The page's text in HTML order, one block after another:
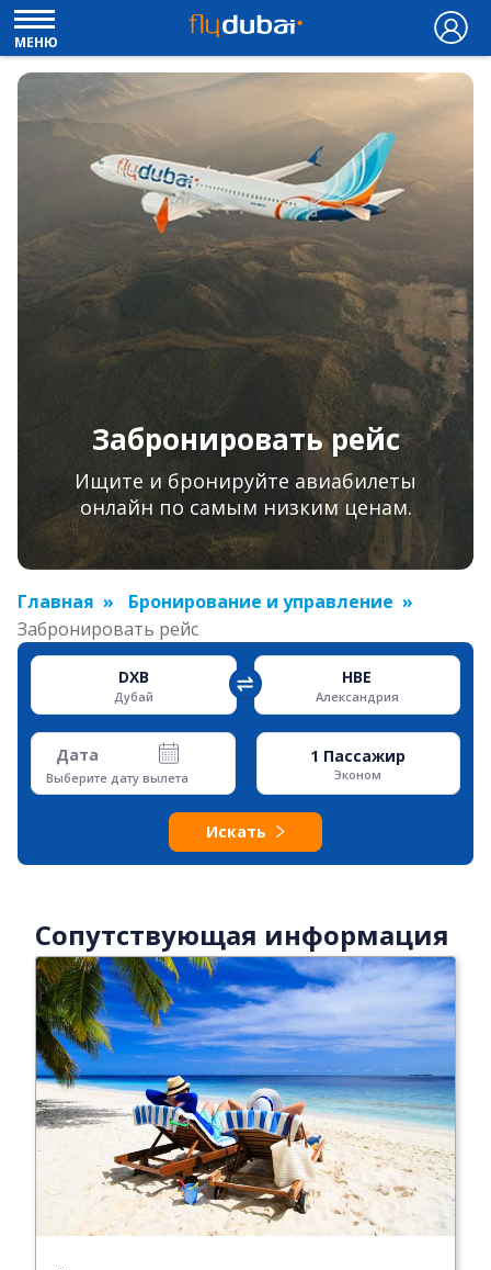
МЕНЮ
Забронировать рейс
Ищите и бронируйте авиабилеты
онлайн по самым низким ценам.
Главная
Бронирование и управление
Забронировать рейс
DXB
Дубай
HBE
Александрия
Дата
Выберите дату вылета
1 Пассажир
Эконом
Искать
Сопутствующая информация